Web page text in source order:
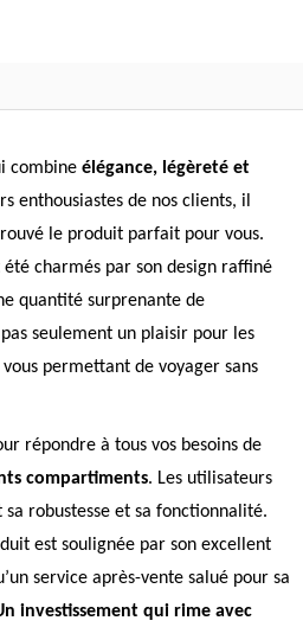
combine élégance, légèreté et
enthousiastes de nos clients, il
le produit parfait pour vous.
charmés par son design raffiné
quantité surprenante de
seulement un plaisir pour les
permettant de voyager sans
répondre à tous vos besoins de
compartiments. Les utilisateurs
robustesse et sa fonctionnalité.
est soulignée par son excellent
service après-vente salué pour sa
investissement qui rime avec